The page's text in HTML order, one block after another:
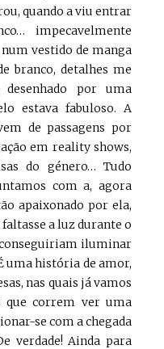
quando a viu entrar
impecavelmente
vestido de manga
branco, detalhes me
por uma
estava fabuloso. A
de passagens por
em reality shows,
do género… Tudo
com a, agora
apaixonado por ela,
a luz durante o
conseguiriam iluminar
uma história de amor,
nas quais já vamos
que correm ver uma
se com a chegada
verdade! Ainda para